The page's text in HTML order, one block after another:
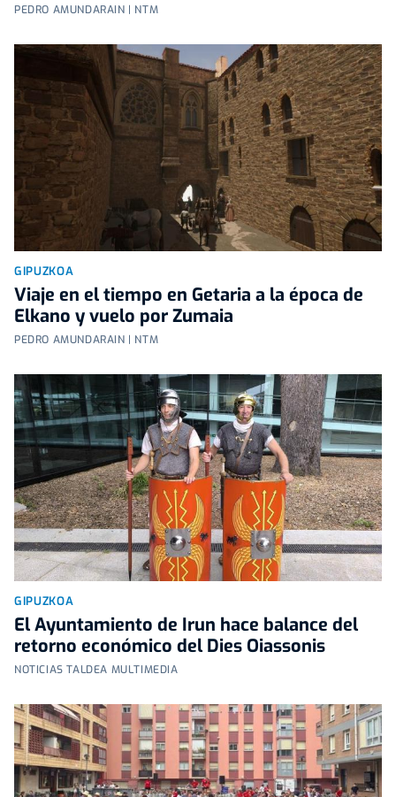
PEDRO AMUNDARAIN | NTM
GIPUZKOA
Viaje en el tiempo en Getaria a la época de
Elkano y vuelo por Zumaia
PEDRO AMUNDARAIN | NTM
GIPUZKOA
El Ayuntamiento de Irun hace balance del
retorno económico del Dies Oiassonis
NOTICIAS TALDEA MULTIMEDIA